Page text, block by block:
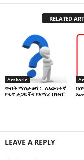
RELATED
Amharic
ጥብቅ ማስታወሻ :- ለእውነተኛ
የፋኖ ታጋዬችና የአማራ ህዝብ!
LEAVE A REPLY